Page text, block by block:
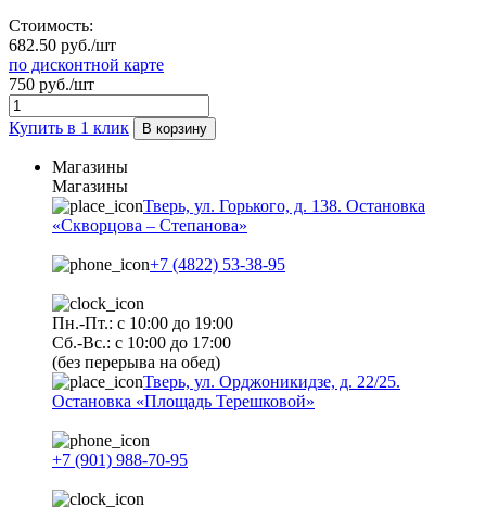
Стоимость:
682.50 руб./шт
по дисконтной карте
750 руб./шт
Купить в 1 клик В корзину
Магазины
Магазины
Тверь, ул. Горького, д. 138. Остановка
«Скворцова – Степанова»
+7 (4822) 53-38-95
Пн.-Пт.: с 10:00 до 19:00
Сб.-Вс.: с 10:00 до 17:00
(без перерыва на обед)
Тверь, ул. Орджоникидзе, д. 22/25.
Остановка «Площадь Терешковой»
+7 (901) 988-70-95